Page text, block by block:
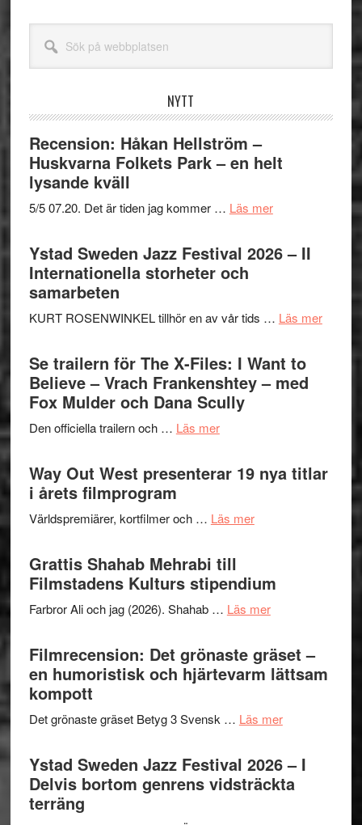
webbplatsen
NYTT
Recension: Håkan Hellström –
Huskvarna Folkets Park – en helt
lysande kväll
5/5 07.20. Det är tiden jag kommer … Läs merom
Håkan
Hellström
Folkets
–
en
Ystad Sweden Jazz Festival 2026 – II
Internationella storheter och
samarbeten
KURT ROSENWINKEL tillhör en av vår tids … Läs merom
Se trailern för The X-Files: I Want to
Believe – Vrach Frankenshtey – med
Fox Mulder och Dana Scully
Den officiella trailern och … Läs merom
trailern
för
X-
I
Want
to
Believe
Vrach
Frankenshtey
med
Mulder
och
Dana
Way Out West presenterar 19 nya titlar
i årets filmprogram
Världspremiärer, kortfilmer och … Läs merom
presenterar
19
titlar
i
Grattis Shahab Mehrabi till
Filmstadens Kulturs stipendium
Farbror Ali och jag (2026). Shahab … Läs merom
Shahab
Mehrabi
till
Kulturs
Filmrecension: Det grönaste gräset –
en humoristisk och hjärtevarm lättsam
kompott
Det grönaste gräset Betyg 3 Svensk … Läs merom
Det
grönaste
gräset
Ystad Sweden Jazz Festival 2026 – I
Delvis bortom genrens vidsträckta
terräng